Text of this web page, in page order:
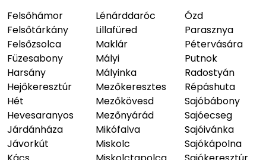
Felsőhámor
Felsőtárkány
Felsőzsolca
Füzesabony
Harsány
Hejőkeresztúr
Hét
Hevesaranyos
Járdánháza
Jávorkút
Lénárddaróc
Lillafüred
Maklár
Mályi
Mályinka
Mezőkeresztes
Mezőkövesd
Mezőnyárád
Mikófalva
Miskolc
Ózd
Parasznya
Pétervására
Putnok
Radostyán
Répáshuta
Sajóbábony
Sajóecseg
Sajóivánka
Sajókápolna